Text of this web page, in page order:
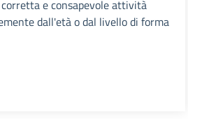
corretta e consapevole attività
dall'età o dal livello di forma